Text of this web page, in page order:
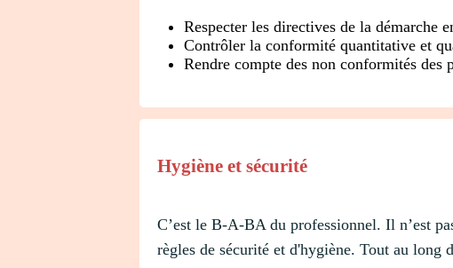
Respecter les directives de la démarche
Contrôler la conformité quantitative et
Rendre compte des non conformités des
Hygiène et sécurité
C’est le B-A-BA du professionnel. Il n’est
règles de sécurité et d'hygiène. Tout au long